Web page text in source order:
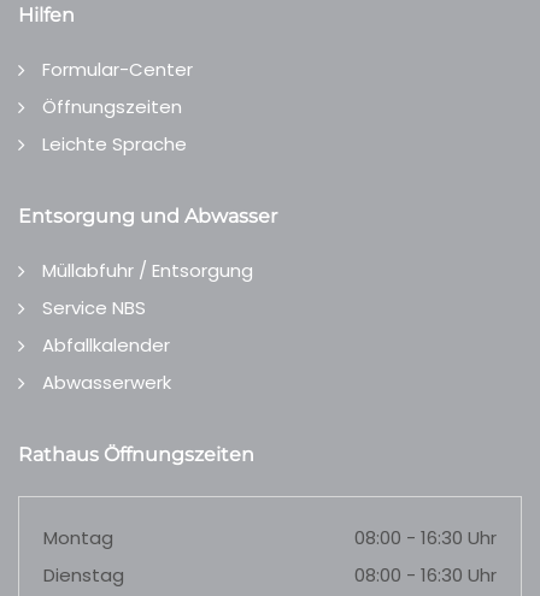
Hilfen
Formular-Center
Öffnungszeiten
Leichte Sprache
Entsorgung und Abwasser
Müllabfuhr / Entsorgung
Service NBS
Abfallkalender
Abwasserwerk
Rathaus Öffnungszeiten
Montag
08:00 - 16:30 Uhr
Dienstag
08:00 - 16:30 Uhr